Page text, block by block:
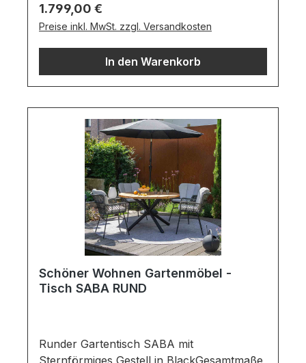
aus:Schwarzes Aluminium Gestell Massive
TeakholzplatteWichtige
Informationen:Möbel ist zerlegt (Montage
erforderlich).Farben können auf
Regulärer Preis:
1.799,00 €
Preise inkl. MwSt. zzgl. Versandkosten
In den Warenkorb
Schöner Wohnen Gartenmöbel -
Tisch SABA RUND
Runder Gartentisch SABA mit